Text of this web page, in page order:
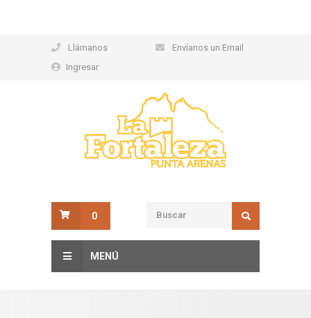
Llámanos
Envíanos un Email
Ingresar
0
MENÚ